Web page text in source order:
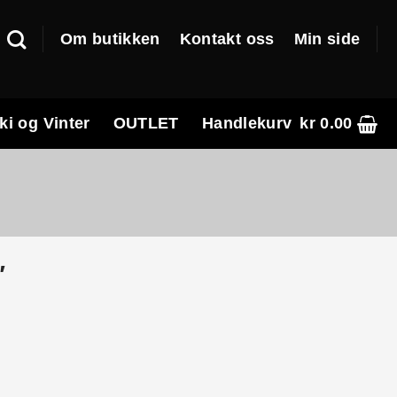
Om butikken Kontakt oss Min side
og Vinter OUTLET Handlekurv kr0.00